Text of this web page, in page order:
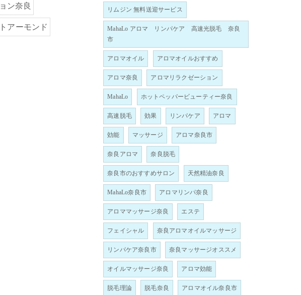
ン奈良
アーモンド
リムジン 無料送迎サービス
MahaLo アロマ リンパケア 高速光脱毛 奈良
市
アロマオイル アロマオイルおすすめ
アロマ奈良 アロマリラクゼーション
MahaLo ホットペッパービューティー奈良
高速脱毛 効果 リンパケア アロマ
効能 マッサージ アロマ奈良市
奈良アロマ 奈良脱毛
奈良市のおすすめサロン 天然精油奈良
MahaLo奈良市 アロマリンパ奈良
アロママッサージ奈良 エステ
フェイシャル 奈良アロマオイルマッサージ
リンパケア奈良市 奈良マッサージオススメ
オイルマッサージ奈良 アロマ効能
脱毛理論 脱毛奈良 アロマオイル奈良市